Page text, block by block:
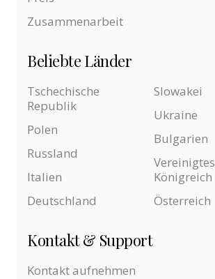
Zusammenarbeit
Beliebte Länder
Tschechische
Republik
Polen
Russland
Italien
Deutschland
Slowakei
Ukraine
Bulgarien
Vereinigtes
Königreich
Österreich
Kontakt & Support
Kontakt aufnehmen